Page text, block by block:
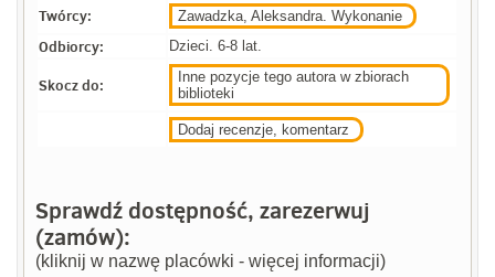
Twórcy: Zawadzka, Aleksandra. Wykonanie
Odbiorcy: Dzieci. 6-8 lat.
Skocz do:
Inne pozycje tego autora w zbiorach
biblioteki
Dodaj recenzje, komentarz
Sprawdź dostępność, zarezerwuj
(zamów):
(kliknij w nazwę placówki - więcej informacji)